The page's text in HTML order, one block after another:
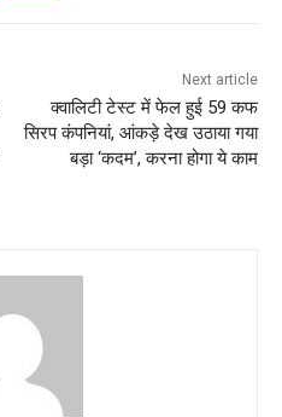
Next article
क्‍वालिटी टेस्‍ट में फेल हुई 59 कफ
सिरप कंपनियां, आंकड़े देख उठाया गया
बड़ा ‘कदम’, करना होगा ये काम